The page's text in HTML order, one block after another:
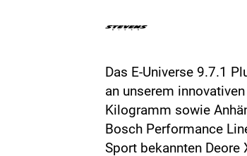
Das E-Universe 9.7.1
an unserem
Kilogramm sowie
Bosch Performance
Sport bekannten